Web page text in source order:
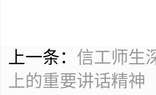
上一条： 信工师生
上的重要讲话精神